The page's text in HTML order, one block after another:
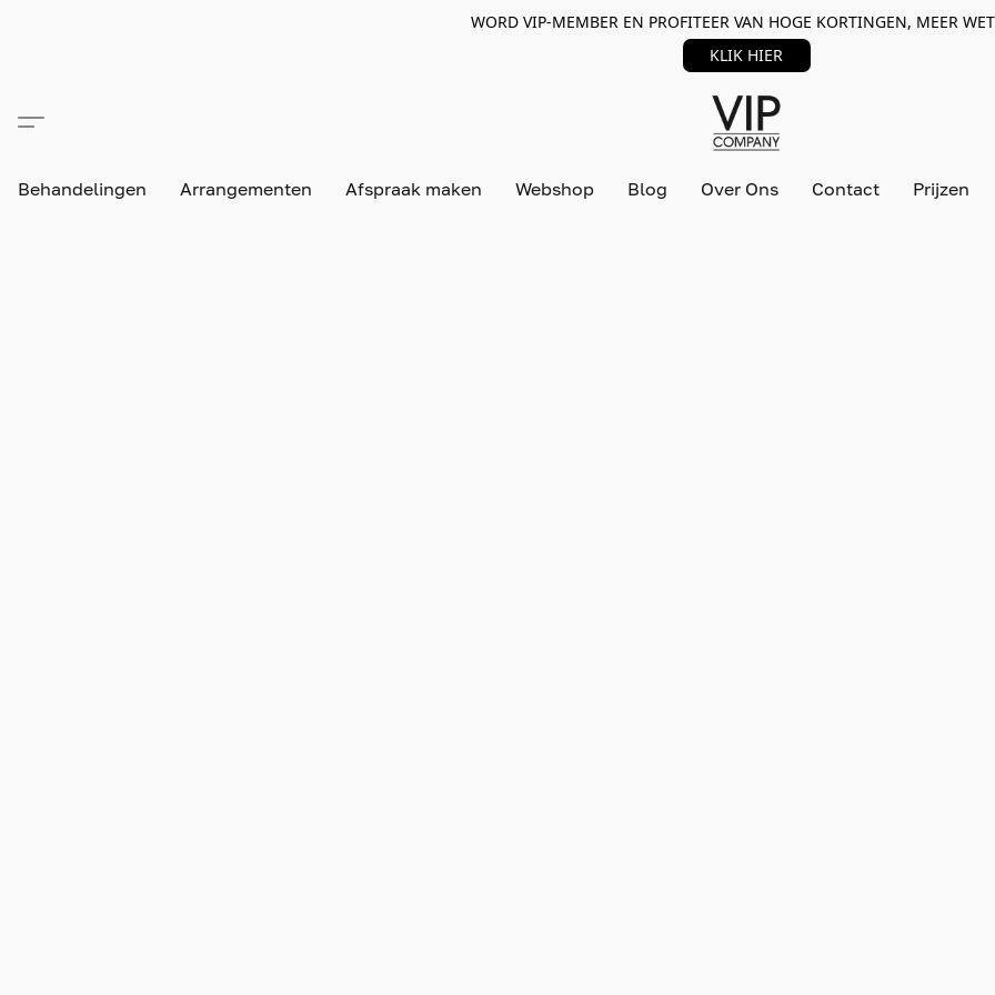
WORD VIP-MEMBER EN PROFITEER VAN HOGE KORTINGEN, MEER
KLIK HIER
Behandelingen Arrangementen Afspraak maken Webshop Blog Over Ons Contact Prijzen